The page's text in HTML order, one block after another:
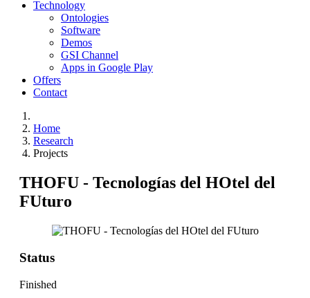
Technology
Ontologies
Software
Demos
GSI Channel
Apps in Google Play
Offers
Contact
Home
Research
Projects
THOFU - Tecnologías del HOtel del
FUturo
Status
Finished